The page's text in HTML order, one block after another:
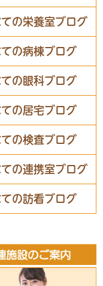
の栄養室ブログ
の病棟ブログ
の眼科ブログ
の居宅ブログ
の検査ブログ
の連携室ブログ
の訪看ブログ